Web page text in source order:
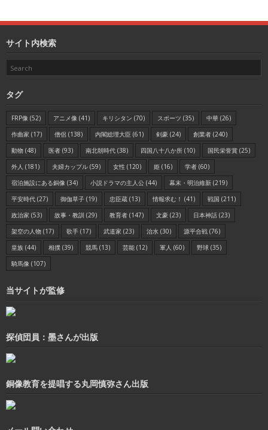
サイト内検索
タグ
FRP像 (52) アニメ像 (41) キリシタン (70) スポーツ (35) 中華 (26)
作曲家 (17) 僧侶 (138) 内閣総理大臣 (61) 剣豪 (24) 創業者 (240)
動物 (48) 医者 (93) 南北朝時代 (38) 四国八十八か所 (10) 国民栄誉賞 (25)
外人 (181) 夫婦カップル (59) 女性 (120) 姫 (16) 学者 (60)
宿泊施設にある銅像 (34) 小説ドラマの主人公 (44) 幕末・明治維新 (219)
平安時代 (27) 御伽草子 (19) 忠臣蔵 (13) 情報求む！ (41) 戦国 (211)
政治家 (53) 故事・教訓 (29) 教育者 (147) 文豪 (23) 日本神話 (23)
架空の人物 (17) 歌手 (17) 武道家 (23) 治水 (30) 源平合戦 (76)
皇族 (44) 相撲 (39) 競馬 (13) 芸能 (12) 軍人 (60) 野球 (35)
騎馬像 (107)
当サイトが監修
探偵団員：墨さんが出版
銅像教育を提唱する丸岡慎弥さん出版